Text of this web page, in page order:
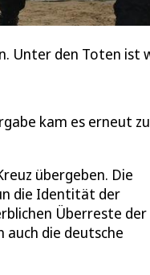
den Toten ist
kam es erneut zu
übergeben. Die
die Identität der
Überreste der
auch die deutsche